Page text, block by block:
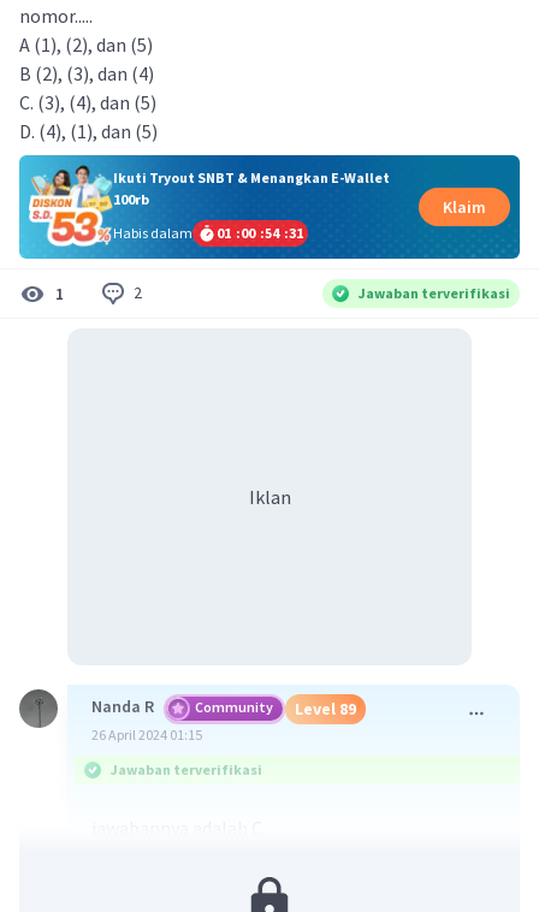
nomor.....
A (1), (2), dan (5)
B (2), (3), dan (4)
C. (3), (4), dan (5)
D. (4), (1), dan (5)
Ikuti Tryout SNBT & Menangkan E-Wallet
100rb
Habis dalam
01 :00 :54 :30
Klaim
1 2 Jawaban terverifikasi
Iklan
Nanda R Community Level 89
26 April 2024 01:15
Jawaban terverifikasi
(3) "Setiap warga negara Indonesia bebas